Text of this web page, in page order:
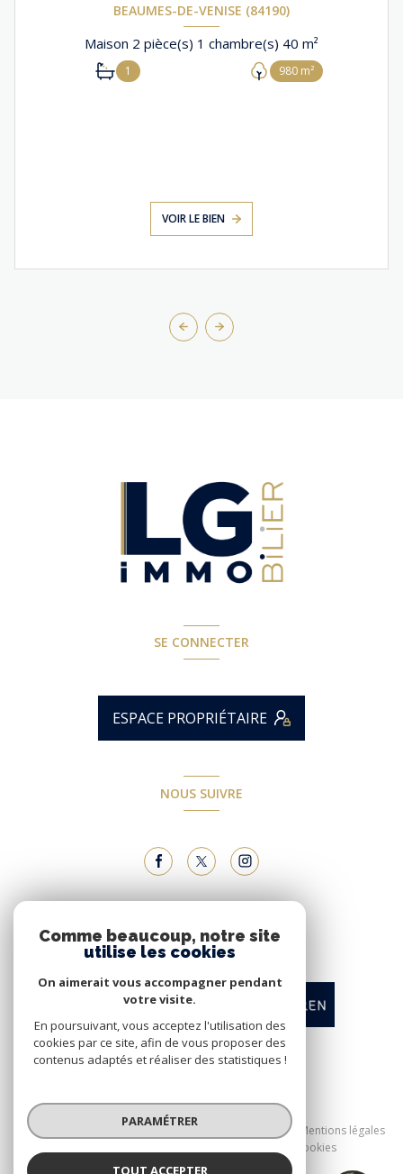
BEAUMES-DE-VENISE (84190)
Maison 2 pièce(s) 1 chambre(s) 40 m²
1 980 m²
VOIR LE BIEN
SE CONNECTER
ESPACE PROPRIÉTAIRE
NOUS SUIVRE
NOUS ADHÉRONS
© 2026 | Tous droits réservés
Nos honoraires
Nos partenaires
Mentions légales
Cookies
Comme beaucoup, notre site
utilise les cookies
On aimerait vous accompagner pendant
votre visite.
En poursuivant, vous acceptez l'utilisation des
cookies par ce site, afin de vous proposer des
contenus adaptés et réaliser des statistiques !
PARAMÉTRER
TOUT ACCEPTER